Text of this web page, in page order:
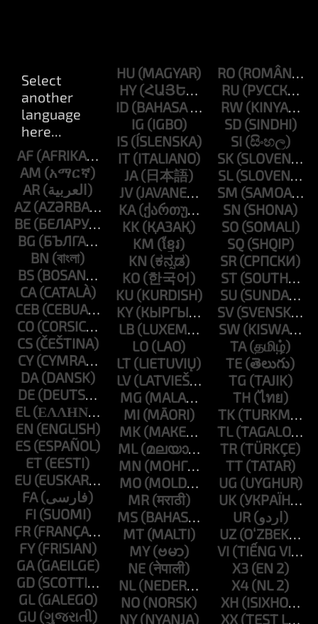
AF
AM
AR
AZ
BE
BG
BN
BS
CA
CEB
CO
CS
CY
DA
DE
EL
EN
ES
ET
EU
FA
FI
FR
FY
GA
GD
GL
GU
HU
HY
ID
IG
IS
IT
JA
JV
KA
KK
KM
KN
KO
KU
KY
LB
LO
LT
LV
MG
MI
MK
ML
MN
MO
MR
MS
MT
MY
NE
NL
NO
NY
RO
RU
RW
SD
SI
SK
SL
SM
SN
SO
SQ
SR
ST
SU
SV
SW
TA
TE
TG
TH
TK
TL
TR
TT
UG
UK
UR
UZ
VI
X3
X4
XH
XX